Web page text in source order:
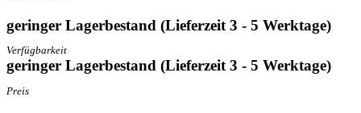
geringer Lagerbestand (Lieferzeit 3 - 5 Werktage)
Verfügbarkeit
geringer Lagerbestand (Lieferzeit 3 - 5 Werktage)
Preis